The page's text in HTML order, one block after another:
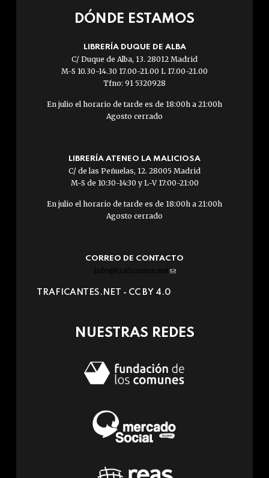
DÓNDE ESTAMOS
LIBRERÍA DUQUE DE ALBA
C/ Duque de Alba, 13. 28012 Madrid
M-S 10.30-14.30 17.00-21.00 L 17.00-21.00
Tfno: 91 5320928
En julio el horario de tarde es de 18:00h a 21:00h
Agosto cerrado
LIBRERÍA ATENEO LA MALICIOSA
C/ de las Peñuelas, 12. 28005 Madrid
M-S de 10:30-14:30 y L-V 17:00-21:00
En julio el horario de tarde es de 18:00h a 21:00h
Agosto cerrado
CORREO DE CONTACTO
info@traficantes.net (link
e-
TRAFICANTES.NET - CC BY 4.0
NUESTRAS REDES